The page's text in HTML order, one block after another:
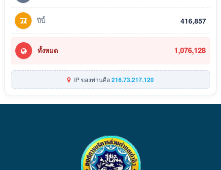
ปีนี้ 416,857
ทั้งหมด 1,076,128
IP ของท่านคือ216.73.217.120